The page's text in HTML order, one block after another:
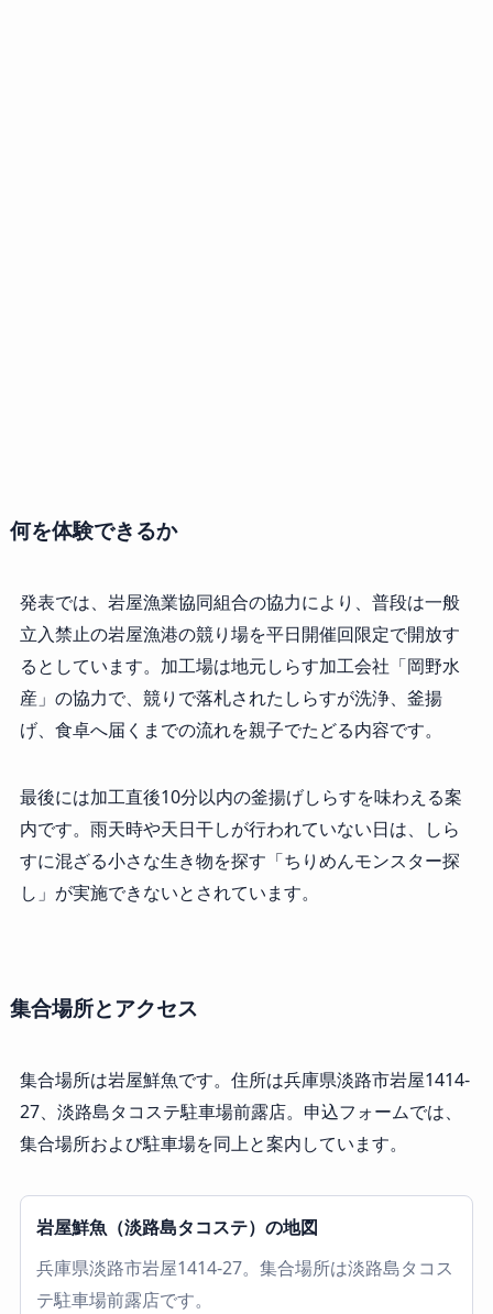
何を体験できるか
発表では、岩屋漁業協同組合の協力により、普段は一般
立入禁止の岩屋漁港の競り場を平日開催回限定で開放す
るとしています。加工場は地元しらす加工会社「岡野水
産」の協力で、競りで落札されたしらすが洗浄、釜揚
げ、食卓へ届くまでの流れを親子でたどる内容です。
最後には加工直後10分以内の釜揚げしらすを味わえる案
内です。雨天時や天日干しが行われていない日は、しら
すに混ざる小さな生き物を探す「ちりめんモンスター探
し」が実施できないとされています。
集合場所とアクセス
集合場所は岩屋鮮魚です。住所は兵庫県淡路市岩屋1414-
27、淡路島タコステ駐車場前露店。申込フォームでは、
集合場所および駐車場を同上と案内しています。
岩屋鮮魚（淡路島タコステ）の地図
兵庫県淡路市岩屋1414-27。集合場所は淡路島タコス
テ駐車場前露店です。